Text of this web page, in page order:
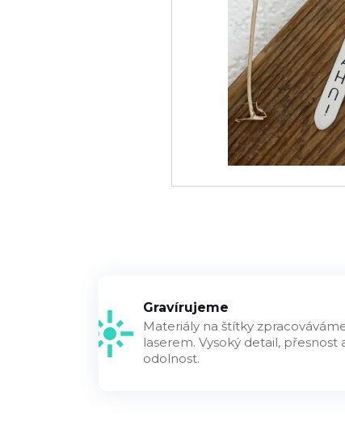
Gravírujeme
Materiály na štítky
laserem. Vysoký detail, přesnost
odolnost.